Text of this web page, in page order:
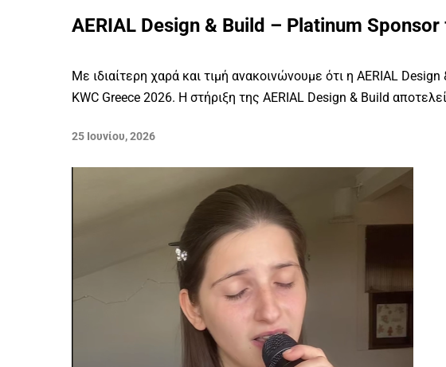
AERIAL Design & Build – Platinum Sponsor
Με ιδιαίτερη χαρά και τιμή ανακοινώνουμε ότι η AERIAL
KWC Greece 2026. Η στήριξη της AERIAL Design & Build
25 Ιουνίου, 2026